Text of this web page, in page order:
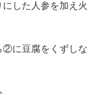
した人参を加え火
②に豆腐をくずしな